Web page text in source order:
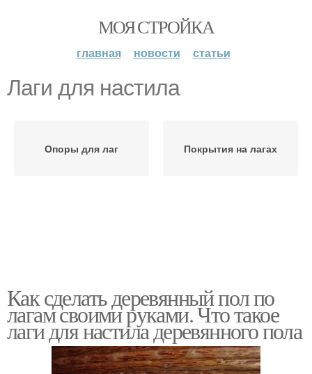
МОЯ СТРОЙКА
главная новости статьи
Лаги для настила
Опоры для лаг Покрытия на лагах
Как сделать деревянный пол по
лагам своими руками. Что такое
лаги для настила деревянного пола